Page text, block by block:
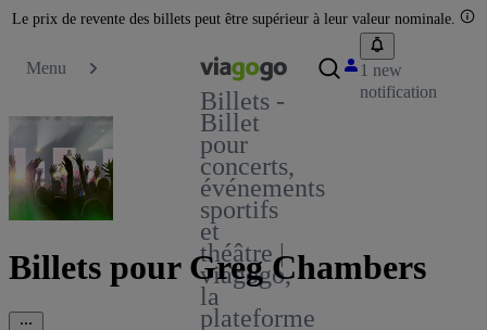
Le prix de revente des billets peut être supérieur à leur valeur nominale.
Menu
Billets -
Billet
pour
concerts,
événements
sportifs
et
théâtre |
viagogo,
la
plateforme
1 new
notification
Billets pour Greg Chambers